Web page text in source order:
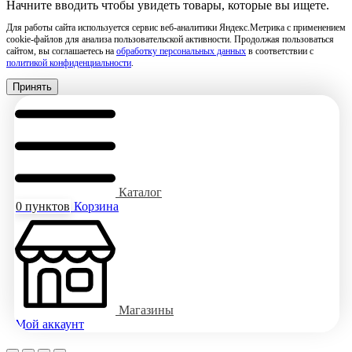
Начните вводить чтобы увидеть товары, которые вы ищете.
Для работы сайта используется сервис веб-аналитики Яндекс.Метрика с применением
cookie-файлов для анализа пользовательской активности. Продолжая пользоваться
сайтом, вы соглашаетесь на обработку персональных данных в соответствии с
политикой конфиденциальности
Принять
Каталог
0 пунктов Корзина
Магазины
Мой аккаунт